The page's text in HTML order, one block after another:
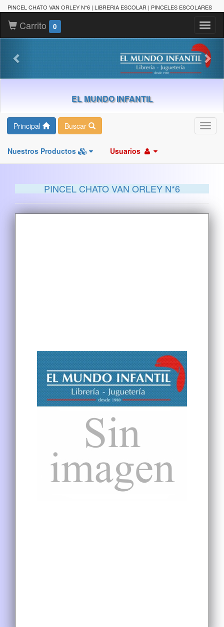
PINCEL CHATO VAN ORLEY N*6 | LIBRERIA ESCOLAR | PINCELES ESCOLARES
Carrito 0
EL MUNDO INFANTIL
Principal Buscar
Nuestros Productos Usuarios
PINCEL CHATO VAN ORLEY N*6